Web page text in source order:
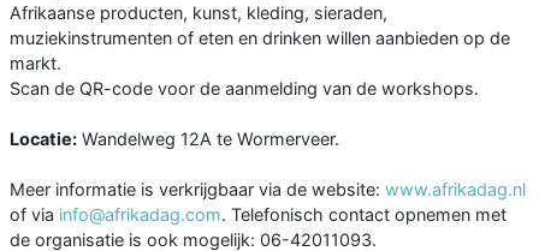
Afrikaanse producten, kunst, kleding, sieraden,
muziekinstrumenten of eten en drinken willen aanbieden op de
markt.
Scan de QR-code voor de aanmelding van de workshops.
Locatie: Wandelweg 12A te Wormerveer.
Meer informatie is verkrijgbaar via de website: www.afrikadag.nl
of via info@afrikadag.com. Telefonisch contact opnemen met
de organisatie is ook mogelijk: 06-42011093.